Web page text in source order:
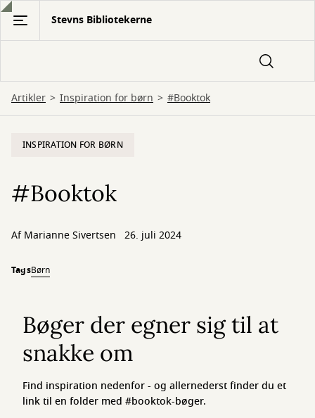
Gå
hovedindhold
Stevns Bibliotekerne
Artikler Inspiration for børn #Booktok
INSPIRATION FOR BØRN
#Booktok
AfMarianne Sivertsen 26. juli 2024
TagsBørn
Bøger der egner sig til at
snakke om
Find inspiration nedenfor - og allernederst finder du et
link til en folder med #booktok-bøger.